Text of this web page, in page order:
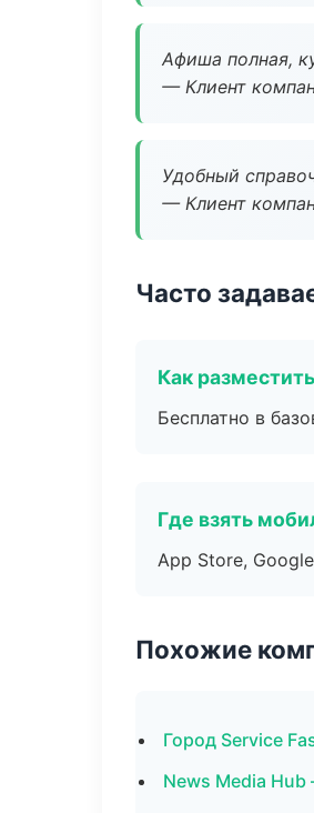
Афиша полная,
— Клиент
Удобный
— Клиент
Часто
Как
Бесплатно в
Где взять
App Store,
Похожие
Город Service
News Media